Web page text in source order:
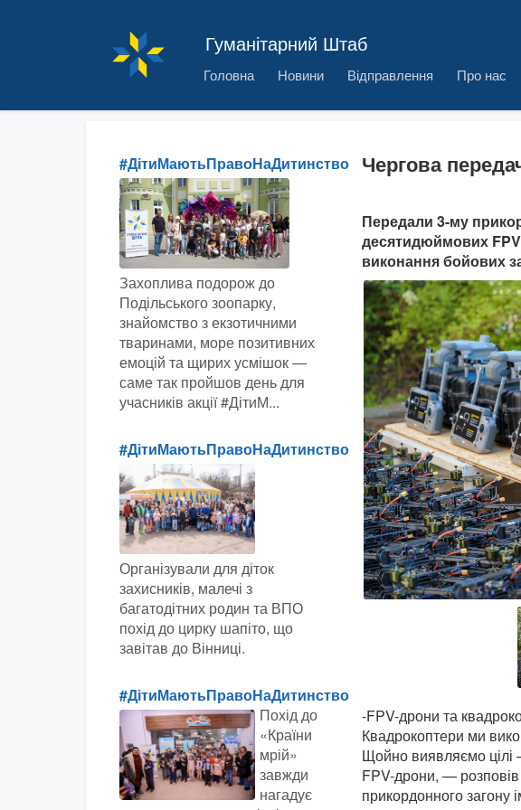
Гуманітарний Штаб
Головна Новини Відправлення Про нас
#ДітиМаютьПравоНаДитинство
Захоплива подорож до
Подільського зоопарку,
знайомство з екзотичними
тваринами, море позитивних
емоцій та щирих усмішок —
саме так пройшов день для
учасників акції #ДітиМ...
#ДітиМаютьПравоНаДитинство
Організували для діток
захисників, малечі з
багатодітних родин та ВПО
похід до цирку шапіто, що
завітав до Вінниці.
#ДітиМаютьПравоНаДитинство
Похід до
«Країни
мрій»
завжди
нагадує
Чергова
Передали 3-му
десятидюймових
виконання бойових
-FPV-дрони та
Квадрокоптери ми
Щойно виявляємо цілі
FPV-дрони, —
прикордонного загону